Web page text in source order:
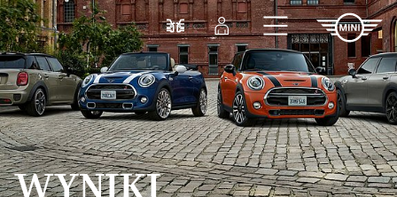
Przejdź do głównej treści
PorównajZaloguj się